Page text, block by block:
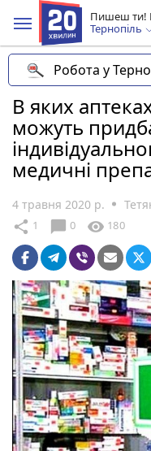
Пишеш ти!
Тернопіль
Робота у
В яких
можуть
медичні
4 травня 2020 р.
share 1 chat_bubble 0 visibility 180